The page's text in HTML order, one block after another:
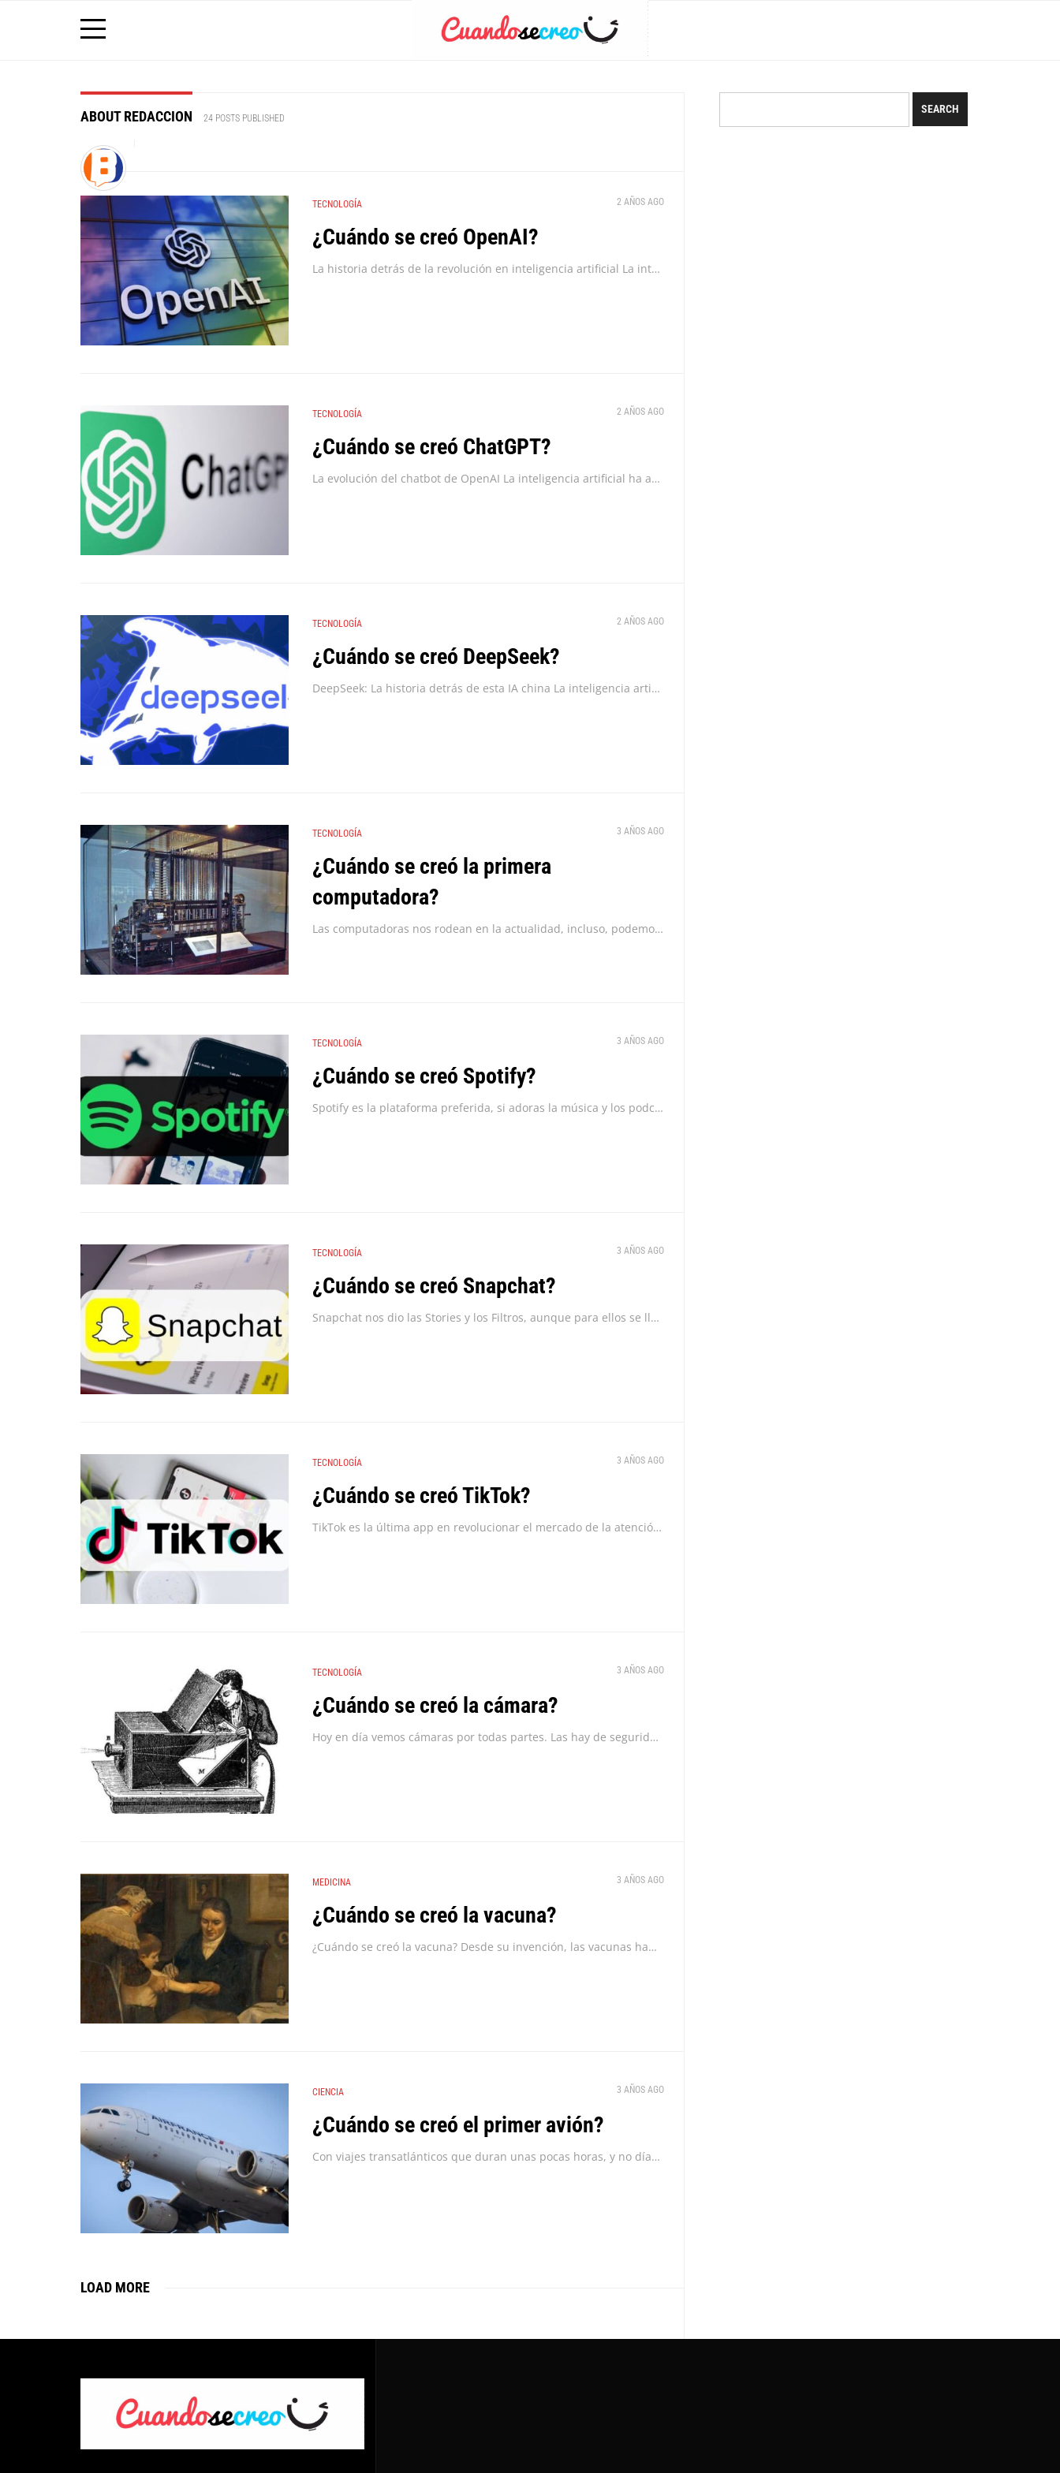
ABOUT REDACCION 24 POSTS PUBLISHED
TECNOLOGÍA 2 AÑOS AGO
¿Cuándo se creó OpenAI?
La historia detrás de la revolución en inteligencia artificial La inteligencia artificial ha experimentado un desarrollo acelerado en los últimos años, con OpenAI como uno de los principales...
TECNOLOGÍA 2 AÑOS AGO
¿Cuándo se creó ChatGPT?
La evolución del chatbot de OpenAI La inteligencia artificial ha avanzado a pasos agigantados en los últimos años, y uno de los hitos más importantes en este campo...
TECNOLOGÍA 2 AÑOS AGO
¿Cuándo se creó DeepSeek?
DeepSeek: La historia detrás de esta IA china La inteligencia artificial (IA) ha experimentado una evolución impresionante en los últimos años, con el surgimiento de modelos cada vez...
TECNOLOGÍA 3 AÑOS AGO
¿Cuándo se creó la primera
computadora?
Las computadoras nos rodean en la actualidad, incluso, podemos llevar una en el bolsillo en forma de teléfono inteligente, pero ¿Cuál es el origen de la primera computadora?...
TECNOLOGÍA 3 AÑOS AGO
¿Cuándo se creó Spotify?
Spotify es la plataforma preferida, si adoras la música y los podcasts, es casi seguro que usas Spotify. Y no es para menos esta afirmación, pues es la...
TECNOLOGÍA 3 AÑOS AGO
¿Cuándo se creó Snapchat?
Snapchat nos dio las Stories y los Filtros, aunque para ellos se llaman “Snaps” y “Lentes”. Snapchat es esa red social innovadora que casi muere a manos de...
TECNOLOGÍA 3 AÑOS AGO
¿Cuándo se creó TikTok?
TikTok es la última app en revolucionar el mercado de la atención. Con su enfoque en el contenido viral y los vídeos verticales de corta duración, la red...
TECNOLOGÍA 3 AÑOS AGO
¿Cuándo se creó la cámara?
Hoy en día vemos cámaras por todas partes. Las hay de seguridad, profesionales, y de mano, y casi todos tenemos una (o más de una) en nuestro móvil....
MEDICINA 3 AÑOS AGO
¿Cuándo se creó la vacuna?
¿Cuándo se creó la vacuna? Desde su invención, las vacunas han ayudado a prevenir enfermedades virales que son desde mortales hasta altamente contagiosas. Tétanos, rabia, difteria, influenza, fiebre...
CIENCIA 3 AÑOS AGO
¿Cuándo se creó el primer avión?
Con viajes transatlánticos que duran unas pocas horas, y no días como los barcos, el avión conectó al mundo como nunca se había hecho. Hoy en día es...
LOAD MORE